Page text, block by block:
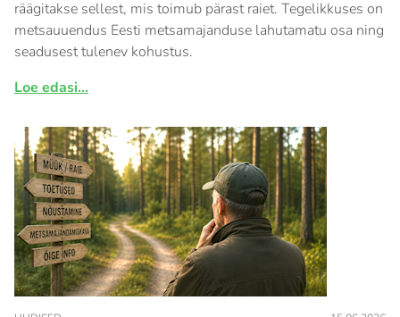
räägitakse sellest, mis toimub pärast raiet. Tegelikkuses on
metsauuendus Eesti metsamajanduse lahutamatu osa ning
seadusest tulenev kohustus.
Loe edasi...